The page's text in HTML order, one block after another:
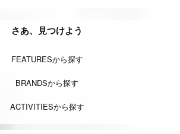
さあ、見つけよう
FEATURESから探す
BRANDSから探す
ACTIVITIESから探す